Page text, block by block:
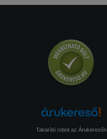
Takarító robot az Árukeresőn